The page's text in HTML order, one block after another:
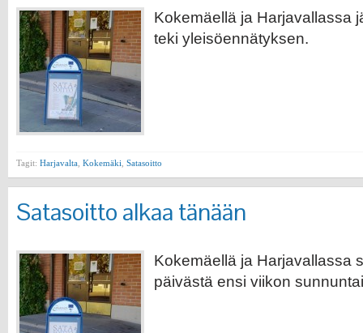
Kokemäellä ja Harjavallassa
teki yleisöennätyksen.
Tagit: Harjavalta Kokemäki Satasoitto
Satasoitto alkaa tänään
Kokemäellä ja Harjavallassa
päivästä ensi viikon